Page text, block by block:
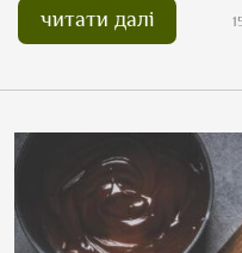
читати далі